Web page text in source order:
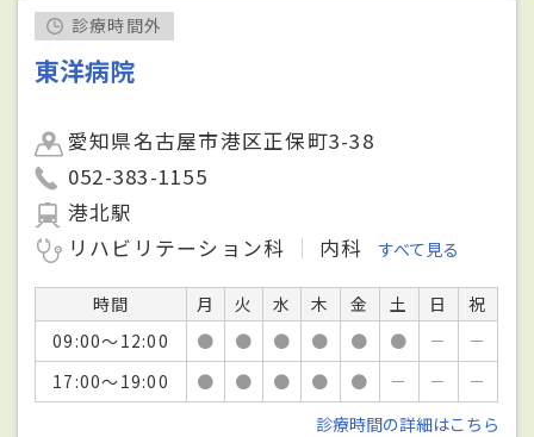
診療時間外
東洋病院
愛知県名古屋市港区正保町3-38
052-383-1155
港北駅
リハビリテーション科
内科 すべて見る
時間 月 火 水 木 金 土 日
祝
09:00～12:00
● ● ● ● ● ● －
－
17:00～19:00
● ● ● ● ● － －
－
診療時間の詳細はこちら